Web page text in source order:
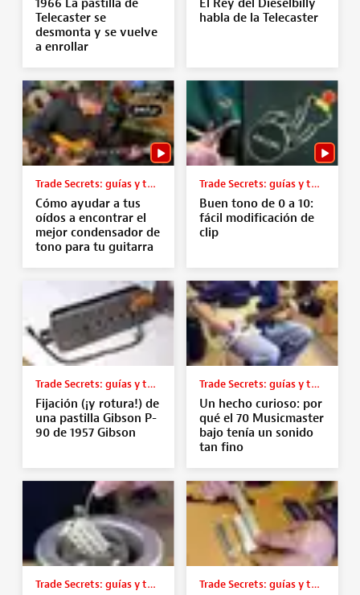
1966 La pastilla de
Telecaster se
desmonta y se vuelve
a enrollar
El Rey del Dieselbilly
habla de la Telecaster
Trade Secrets: guías y tutoriales
Cómo ayudar a tus
oídos a encontrar el
mejor condensador de
tono para tu guitarra
Trade Secrets: guías y tutoriales
Buen tono de 0 a 10:
fácil modificación de
clip
Trade Secrets: guías y tutoriales
Fijación (¡y rotura!) de
una pastilla Gibson P-
90 de 1957 Gibson
Trade Secrets: guías y tutoriales
Un hecho curioso: por
qué el 70 Musicmaster
bajo tenía un sonido
tan fino
Trade Secrets: guías y tutoriales Trade Secrets: guías y tutoriales